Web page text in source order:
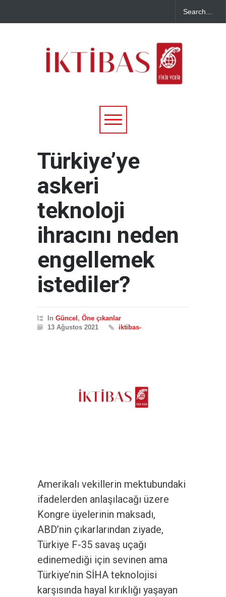
Türkiye’ye
askeri
teknoloji
ihracını neden
engellemek
istediler?
In Güncel, Öne çıkanlar
13 Ağustos 2021
iktibas-
Amerikalı vekillerin mektubundaki
ifadelerden anlaşılacağı üzere
Kongre üyelerinin maksadı,
ABD’nin çıkarlarından ziyade,
Türkiye F-35 savaş uçağı
edinemediği için sevinen ama
Türkiye’nin SİHA teknolojisi
karşısında hayal kırıklığı yaşayan